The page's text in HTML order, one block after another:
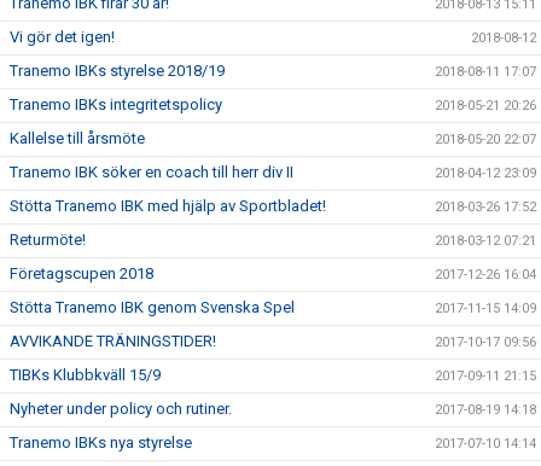
2018-08-13 15:11
Vi gör det igen! 2018-08-12
Tranemo IBKs styrelse 2018/19 2018-08-11 17:07
Tranemo IBKs integritetspolicy 2018-05-21 20:26
Kallelse till årsmöte 2018-05-20 22:07
Tranemo IBK söker en coach till herr div II 2018-04-12 23:09
Stötta Tranemo IBK med hjälp av Sportbladet! 2018-03-26 17:52
Returmöte! 2018-03-12 07:21
Företagscupen 2018 2017-12-26 16:04
Stötta Tranemo IBK genom Svenska Spel 2017-11-15 14:09
AVVIKANDE TRÄNINGSTIDER! 2017-10-17 09:56
TIBKs Klubbkväll 15/9 2017-09-11 21:15
Nyheter under policy och rutiner. 2017-08-19 14:18
Tranemo IBKs nya styrelse 2017-07-10 14:14